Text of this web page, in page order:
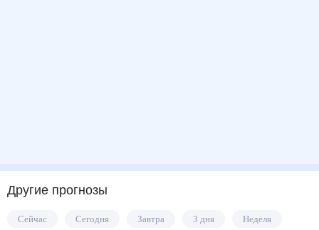
Другие прогнозы
Сейчас Сегодня Завтра 3 дня Неделя